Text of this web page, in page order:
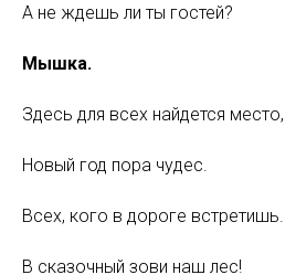
А не ждешь ли ты гостей?
Мышка.
Здесь для всех найдется место,
Новый год пора чудес.
Всех, кого в дороге встретишь.
В сказочный зови наш лес!